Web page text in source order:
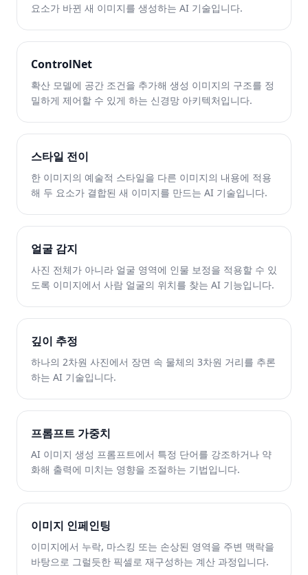
요소가 바뀐 새 이미지를 생성하는 AI 기술입니다.
ControlNet
확산 모델에 공간 조건을 추가해 생성 이미지의 구조를 정
밀하게 제어할 수 있게 하는 신경망 아키텍처입니다.
스타일 전이
한 이미지의 예술적 스타일을 다른 이미지의 내용에 적용
해 두 요소가 결합된 새 이미지를 만드는 AI 기술입니다.
얼굴 감지
사진 전체가 아니라 얼굴 영역에 인물 보정을 적용할 수 있
도록 이미지에서 사람 얼굴의 위치를 찾는 AI 기능입니다.
깊이 추정
하나의 2차원 사진에서 장면 속 물체의 3차원 거리를 추론
하는 AI 기술입니다.
프롬프트 가중치
AI 이미지 생성 프롬프트에서 특정 단어를 강조하거나 약
화해 출력에 미치는 영향을 조절하는 기법입니다.
이미지 인페인팅
이미지에서 누락, 마스킹 또는 손상된 영역을 주변 맥락을
바탕으로 그럴듯한 픽셀로 재구성하는 계산 과정입니다.